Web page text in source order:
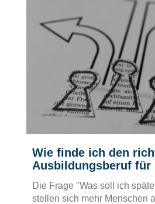
Wie finde ich den
Ausbildungsberuf für
Die Frage "Was soll ich
stellen sich mehr Menschen